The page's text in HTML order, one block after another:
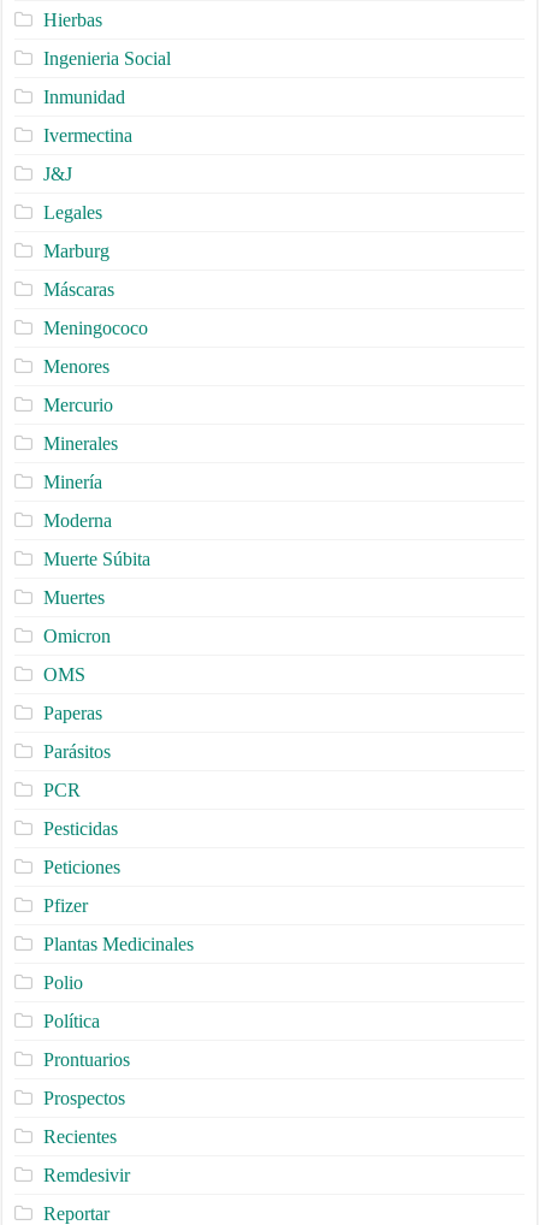
Hierbas
Ingenieria Social
Inmunidad
Ivermectina
J&J
Legales
Marburg
Máscaras
Meningococo
Menores
Mercurio
Minerales
Minería
Moderna
Muerte Súbita
Muertes
Omicron
OMS
Paperas
Parásitos
PCR
Pesticidas
Peticiones
Pfizer
Plantas Medicinales
Polio
Política
Prontuarios
Prospectos
Recientes
Remdesivir
Reportar